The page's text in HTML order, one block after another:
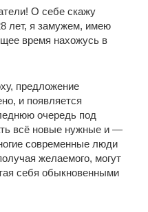
О себе скажу
лет, я замужем, имею
время нахожусь в
предложение
и появляется
очередь под
всё новые нужные и —
современные люди
желаемого, могут
себя обыкновенными